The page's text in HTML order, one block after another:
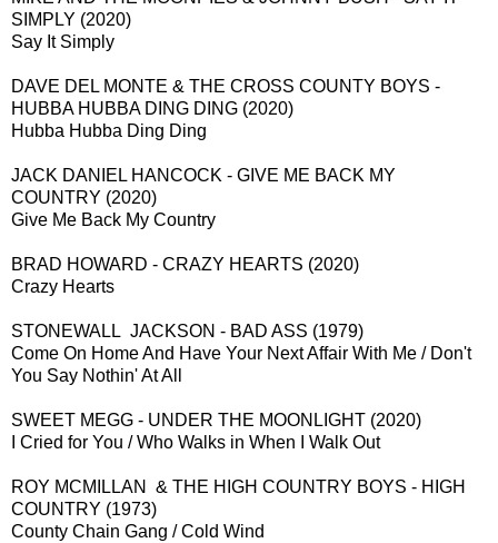
SIMPLY (2020)
Say It Simply
DAVE DEL MONTE & THE CROSS COUNTY BOYS -
HUBBA HUBBA DING DING (2020)
Hubba Hubba Ding Ding
JACK DANIEL HANCOCK - GIVE ME BACK MY
COUNTRY (2020)
Give Me Back My Country
BRAD HOWARD - CRAZY HEARTS (2020)
Crazy Hearts
STONEWALL JACKSON - BAD ASS (1979)
Come On Home And Have Your Next Affair With Me / Don't
You Say Nothin' At All
SWEET MEGG - UNDER THE MOONLIGHT (2020)
I Cried for You / Who Walks in When I Walk Out
ROY MCMILLAN & THE HIGH COUNTRY BOYS - HIGH
COUNTRY (1973)
County Chain Gang / Cold Wind